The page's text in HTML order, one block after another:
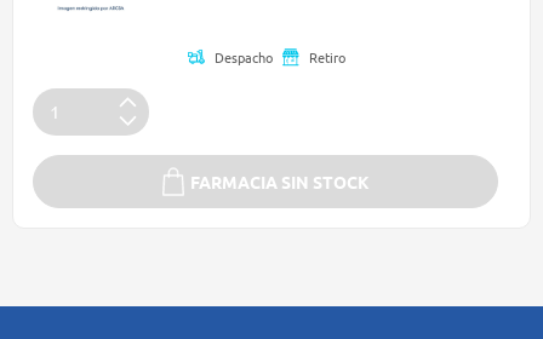
Despacho Retiro
FARMACIA SIN STOCK